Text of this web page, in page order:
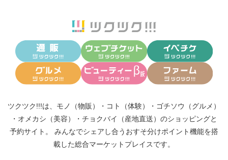
ツクツク!!!は、 モノ（物販） ・ コト（体験） ・ ゴチソウ（グルメ）
・ オメカシ（美容） ・ チョクバイ（産地直送） のショッピングと
予約サイト。
みんなでシェアし合う おすそ分けポイント機能を搭
載した総合マーケットプレイスです。